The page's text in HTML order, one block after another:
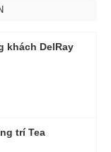
khách DelRay
trí Tea